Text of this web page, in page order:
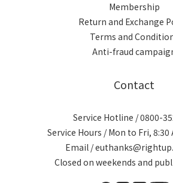
Membership
Return and Exchange
Terms and
Anti-fraud
Contact
Service Hotline / 0800-
Service Hours / Mon to Fri, 8:30
Email /
Closed on weekends and